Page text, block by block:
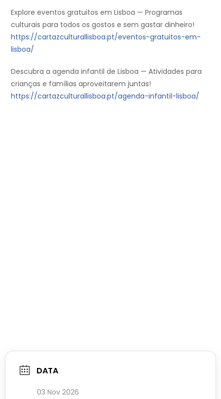
Explore eventos gratuitos em Lisboa — Programas
culturais para todos os gostos e sem gastar dinheiro!
https://cartazculturallisboa.pt/eventos-gratuitos-em-
lisboa/
Descubra a agenda infantil de Lisboa — Atividades para
crianças e famílias aproveitarem juntas!
https://cartazculturallisboa.pt/agenda-infantil-lisboa/
DATA
03 Nov 2026